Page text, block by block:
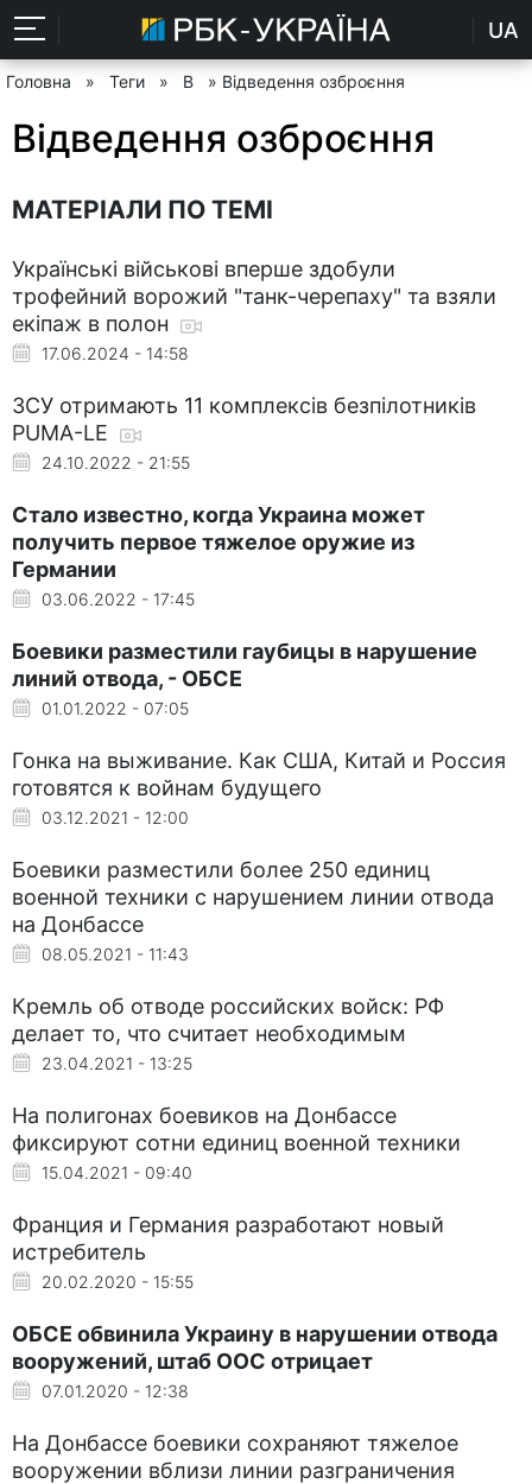
UA
Головна » Теги » В » Відведення озброєння
Відведення озброєння
МАТЕРІАЛИ ПО ТЕМІ
Українські військові вперше здобули
трофейний ворожий "танк-черепаху" та взяли
екіпаж в полон
17.06.2024 - 14:58
ЗСУ отримають 11 комплексів безпілотників
PUMA-LE
24.10.2022 - 21:55
Стало известно, когда Украина может
получить первое тяжелое оружие из
Германии
03.06.2022 - 17:45
Боевики разместили гаубицы в нарушение
линий отвода, - ОБСЕ
01.01.2022 - 07:05
Гонка на выживание. Как США, Китай и Россия
готовятся к войнам будущего
03.12.2021 - 12:00
Боевики разместили более 250 единиц
военной техники с нарушением линии отвода
на Донбассе
08.05.2021 - 11:43
Кремль об отводе российских войск: РФ
делает то, что считает необходимым
23.04.2021 - 13:25
На полигонах боевиков на Донбассе
фиксируют сотни единиц военной техники
15.04.2021 - 09:40
Франция и Германия разработают новый
истребитель
20.02.2020 - 15:55
ОБСЕ обвинила Украину в нарушении отвода
вооружений, штаб ООС отрицает
07.01.2020 - 12:38
На Донбассе боевики сохраняют тяжелое
вооружении вблизи линии разграничения